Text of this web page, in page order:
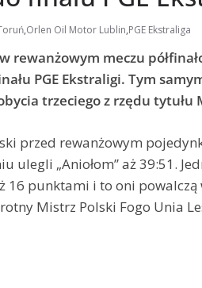
,Orlen Oil Motor Lublin,PGE Ekstraliga
rewanżowym meczu
PGE Ekstraligi. Tym
trzeciego z rzędu tytułu
przed rewanżowym
ulegli „Aniołom” aż 39:51.
16 punktami i to oni
Mistrz Polski Fogo Unia